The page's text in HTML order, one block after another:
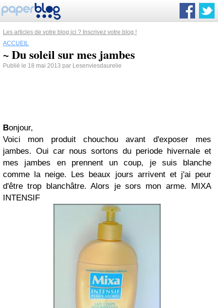
Les articles de votre blog ici ? Inscrivez votre blog !
ACCUEIL
~ Du soleil sur mes jambes
Publié le 18 mai 2013 par Lesenviesdaurelie
Bonjour,
Voici mon produit chouchou avant d'exposer mes
jambes. Oui car nous sortons du periode hivernale et
mes jambes en prennent un coup, je suis blanche
comme la neige. Les beaux jours arrivent et j'ai peur
d'être trop blanchâtre. Alors je sors mon arme. MIXA
INTENSIF